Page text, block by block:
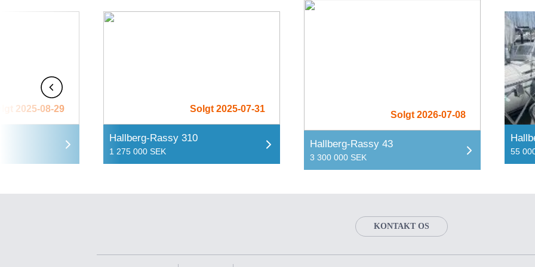
2025-08-29 Solgt 2025-07-31
Hallberg-Rassy 310
1 275 000 SEK
Solgt 2026-07-08
Hallberg-Rassy 43
3 300 000 SEK
55
KONTAKT OS